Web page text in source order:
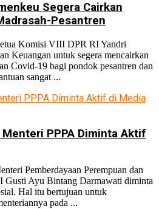
Segera Cairkan
Pesantren
Komisi VIII DPR RI Yandri
Keuangan untuk segera mencairkan
Covid-19 bagi pondok pesantren dan
sangat ...
PPPA Diminta Aktif
Pemberdayaan Perempuan dan
Gusti Ayu Bintang Darmawati diminta
Hal itu bertujuan untuk
pada ...